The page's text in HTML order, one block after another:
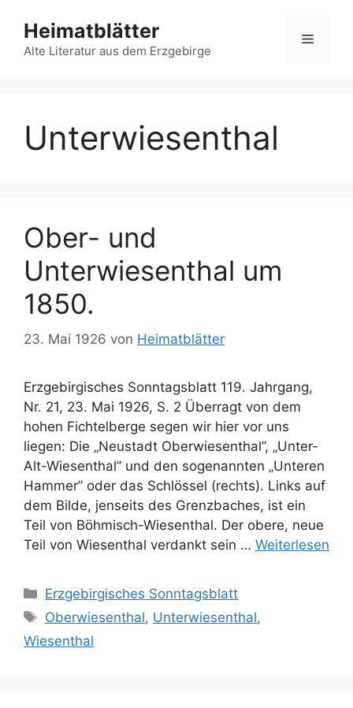
Inhalt
springen
Heimatblätter
Alte Literatur aus dem Erzgebirge
Menü
Unterwiesenthal
Ober- und
Unterwiesenthal um
1850.
23. Mai 1926 von Heimatblätter
Erzgebirgisches Sonntagsblatt 119. Jahrgang,
Nr. 21, 23. Mai 1926, S. 2 Überragt von dem
hohen Fichtelberge segen wir hier vor uns
liegen: Die „Neustadt Oberwiesenthal”, „Unter-
Alt-Wiesenthal” und den sogenannten „Unteren
Hammer” oder das Schlössel (rechts). Links auf
dem Bilde, jenseits des Grenzbaches, ist ein
Teil von Böhmisch-Wiesenthal. Der obere, neue
Teil von Wiesenthal verdankt sein … Weiterlesen
Kategorien
Erzgebirgisches Sonntagsblatt
Schlagwörter
Oberwiesenthal, Unterwiesenthal,
Wiesenthal